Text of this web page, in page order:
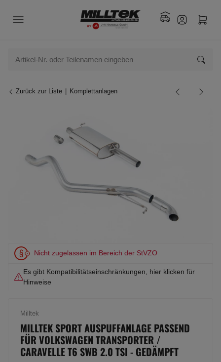
Zurück zur Liste Komplettanlagen
Nicht zugelassen im Bereich der StVZO
Es gibt Kompatibilitätseinschränkungen, hier klicken für
Hinweise
Milltek
MILLTEK SPORT AUSPUFFANLAGE PASSEND
FÜR VOLKSWAGEN TRANSPORTER /
CARAVELLE T6 SWB 2.0 TSI - GEDÄMPFT